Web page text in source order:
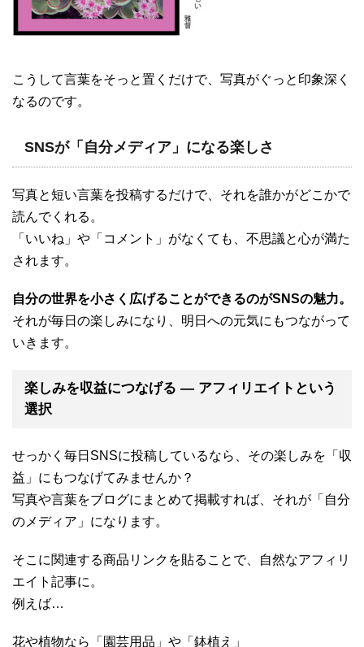
こうして言葉をそっと置くだけで、写真がぐっと印象深く
なるのです。
SNSが「自分メディア」になる楽しさ
写真と短い言葉を投稿するだけで、それを誰かがどこかで
読んでくれる。
「いいね」や「コメント」がなくても、不思議と心が満た
されます。
自分の世界を小さく広げることができるのがSNSの魅力。
それが毎日の楽しみになり、明日への元気にもつながって
いきます。
楽しみを収益につなげる ― アフィリエイトという
選択
せっかく毎日SNSに投稿しているなら、その楽しみを「収
益」にもつなげてみませんか？
写真や言葉をブログにまとめて掲載すれば、それが「自分
のメディア」になります。
そこに関連する商品リンクを貼ることで、自然なアフィリ
エイト記事に。
例えば…
花や植物なら「園芸用品」や「鉢植え」